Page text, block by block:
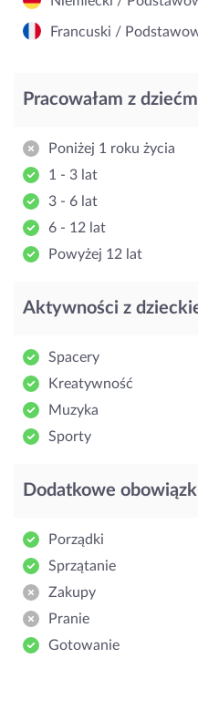
Francuski /
Pracowałam z
Poniżej 1 roku życia
1 - 3 lat
3 - 6 lat
6 - 12 lat
Powyżej 12 lat
Aktywności z
Spacery
Kreatywność
Muzyka
Sporty
Dodatkowe
Porządki
Sprzątanie
Zakupy
Pranie
Gotowanie